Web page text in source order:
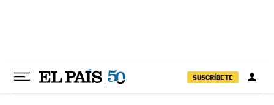
SUSCRÍBETE